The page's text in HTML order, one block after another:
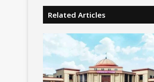
Related Articles